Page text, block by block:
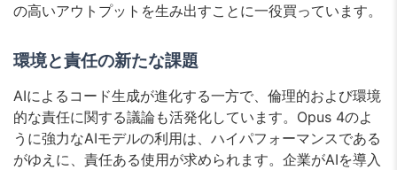
の高いアウトプットを生み出すことに一役買っています。
環境と責任の新たな課題
AIによるコード生成が進化する一方で、倫理的および環境
的な責任に関する議論も活発化しています。Opus 4のよ
うに強力なAIモデルの利用は、ハイパフォーマンスである
がゆえに、責任ある使用が求められます。企業がAIを導入